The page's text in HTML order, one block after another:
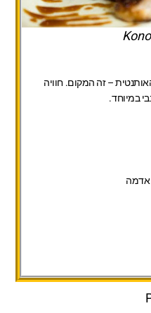
– זה המקום. חוויה
במיוחד.
אדמה